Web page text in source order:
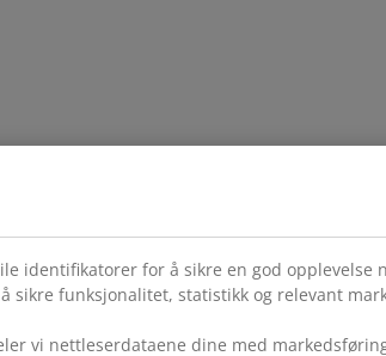
identifikatorer for å sikre en god
sikre funksjonalitet, statistikk og relevant
vi nettleserdataene dine med